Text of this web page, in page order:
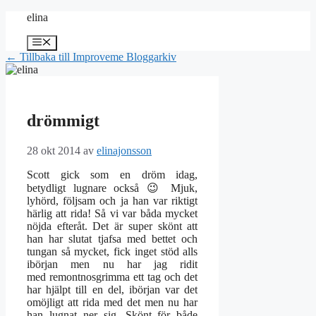
Hoppa
innehåll
elina
Meny
← Tillbaka till Improveme Bloggarkiv
drömmigt
28 okt 2014 av elinajonsson
Scott gick som en dröm idag,
betydligt lugnare också 😉 Mjuk,
lyhörd, följsam och ja han var riktigt
härlig att rida! Så vi var båda mycket
nöjda efteråt. Det är super skönt att
han har slutat tjafsa med bettet och
tungan så mycket, fick inget stöd alls
ibörjan men nu har jag ridit
med remontnosgrimma ett tag och det
har hjälpt till en del, ibörjan var det
omöjligt att rida med det men nu har